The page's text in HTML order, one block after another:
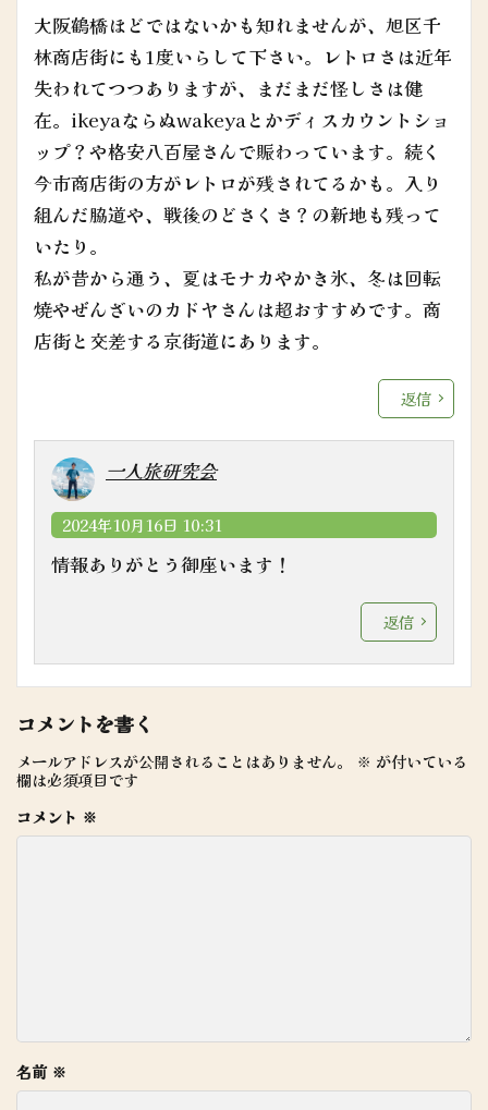
大阪鶴橋ほどではないかも知れませんが、旭区千
林商店街にも1度いらして下さい。レトロさは近年
失われてつつありますが、まだまだ怪しさは健
在。ikeyaならぬwakeyaとかディスカウントショ
ップ？や格安八百屋さんで賑わっています。続く
今市商店街の方がレトロが残されてるかも。入り
組んだ脇道や、戦後のどさくさ？の新地も残って
いたり。
私が昔から通う、夏はモナカやかき氷、冬は回転
焼やぜんざいのカドヤさんは超おすすめです。商
店街と交差する京街道にあります。
返信
一人旅研究会
2024年10月16日 10:31
情報ありがとう御座います！
返信
コメントを書く
メールアドレスが公開されることはありません。 ※ が付いている
欄は必須項目です
コメント ※
名前 ※